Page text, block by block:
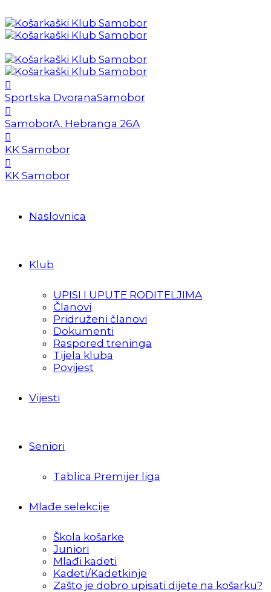
Sportska DvoranaSamobor
SamoborA. Hebranga 26A
KK Samobor
KK Samobor
Naslovnica
Klub
UPISI I UPUTE RODITELJIMA
Članovi
Pridruženi članovi
Dokumenti
Raspored treninga
Tijela kluba
Povijest
Vijesti
Seniori
Tablica Premijer liga
Mlađe selekcije
Škola košarke
Juniori
Mlađi kadeti
Kadeti/Kadetkinje
Zašto je dobro upisati dijete na košarku?